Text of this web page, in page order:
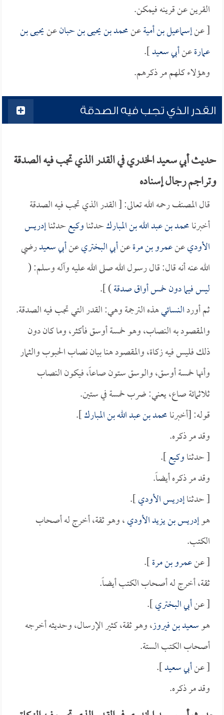
القرين عن قرينه فيمكن.
[ عنإسماعيل بن أميةعنمحمد بن يحيى بن حبانعنيحيى بن
عمارةعنأبي سعيد].
وهؤلاء كلهم مر ذكرهم.
القدر الذي تجب فيه الصدقة
حديث أبي سعيد الخدري في القدر الذي تجب فيه الصدقة
وتراجم رجال إسناده
قال المصنف رحمه الله تعالى: [ القدر الذي تجب فيه الصدقة
أخبرنامحمد بن عبد الله بن المباركحدثناوكيعحدثناإدريس
الأوديعنعمرو بن مرةعنأبي البختريعنأبي سعيدرضي
الله عنه أنه قال: قال رسول الله صلى الله عليه وآله وسلم: (
ليس فيما دون خمس أواق صدقة) ].
ثم أوردالنسائيهذه الترجمة وهي: القدر التي تجب فيه الصدقة.
والمقصود به النصاب، وهو خمسة أوسق فأكثر، وما كان دون
ذلك فليس فيه زكاة، والمقصود هنا بيان نصاب الحبوب والثمار
وأنها خمسة أوسق، والوسق ستون صاعاً، فيكون النصاب
ثلاثمائة صاع، يعني: ضرب خمسة في ستين.
قوله: [أخبرنامحمد بن عبد الله بن المبارك].
وقد مر ذكره.
[ حدثناوكيع].
وقد مر ذكره أيضاً.
[ حدثناإدريس الأودي].
هوإدريس بن يزيد الأودي، وهو ثقة، أخرج له أصحاب
الكتب.
[ عنعمرو بن مرة].
ثقة، أخرج له أصحاب الكتب أيضاً.
[ عنأبي البختري].
هوسعيد بن فيروز، وهو ثقة، كثير الإرسال، وحديثه أخرجه
أصحاب الكتب الستة.
[ عنأبي سعيد].
وقد مر ذكره.